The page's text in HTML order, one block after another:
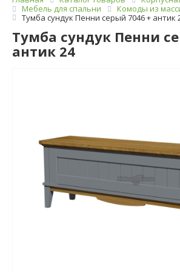
Мебель для спальни
Комоды из
Тумба сундук Пенни серый 7046 + антик
Тумба сундук Пенни
антик 24